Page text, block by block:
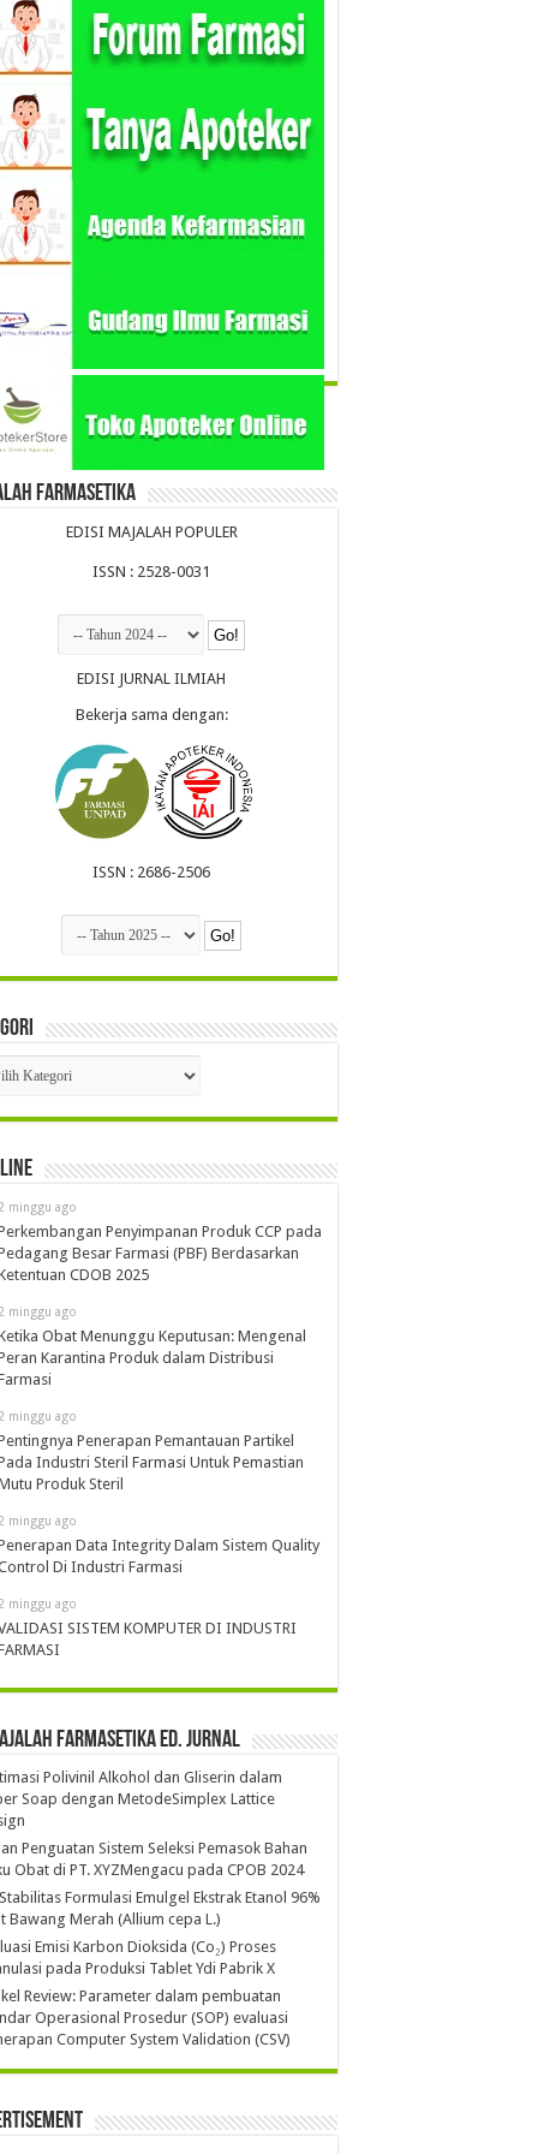
Farmasetika
EDISI MAJALAH POPULER
ISSN : 2528-0031
EDISI JURNAL ILMIAH
Bekerja sama dengan:
ISSN : 2686-2506
minggu ago
Penyimpanan Produk CCP pada
Besar Farmasi (PBF) Berdasarkan
CDOB 2025
minggu ago
Obat Menunggu Keputusan: Mengenal
Karantina Produk dalam Distribusi
minggu ago
Penerapan Pemantauan Partikel
Industri Steril Farmasi Untuk Pemastian
Produk Steril
minggu ago
Data Integrity Dalam Sistem Quality
Di Industri Farmasi
minggu ago
SISTEM KOMPUTER DI INDUSTRI
Farmasetika Ed. Jurnal
Polivinil Alkohol dan Gliserin dalam
Soap dengan MetodeSimplex Lattice
Penguatan Sistem Seleksi Pemasok Bahan
Obat di PT. XYZMengacu pada CPOB 2024
Formulasi Emulgel Ekstrak Etanol 96%
Bawang Merah (Allium cepa L.)
Emisi Karbon Dioksida (Co₂) Proses
pada Produksi Tablet Ydi Pabrik X
Review: Parameter dalam pembuatan
Operasional Prosedur (SOP) evaluasi
Computer System Validation (CSV)